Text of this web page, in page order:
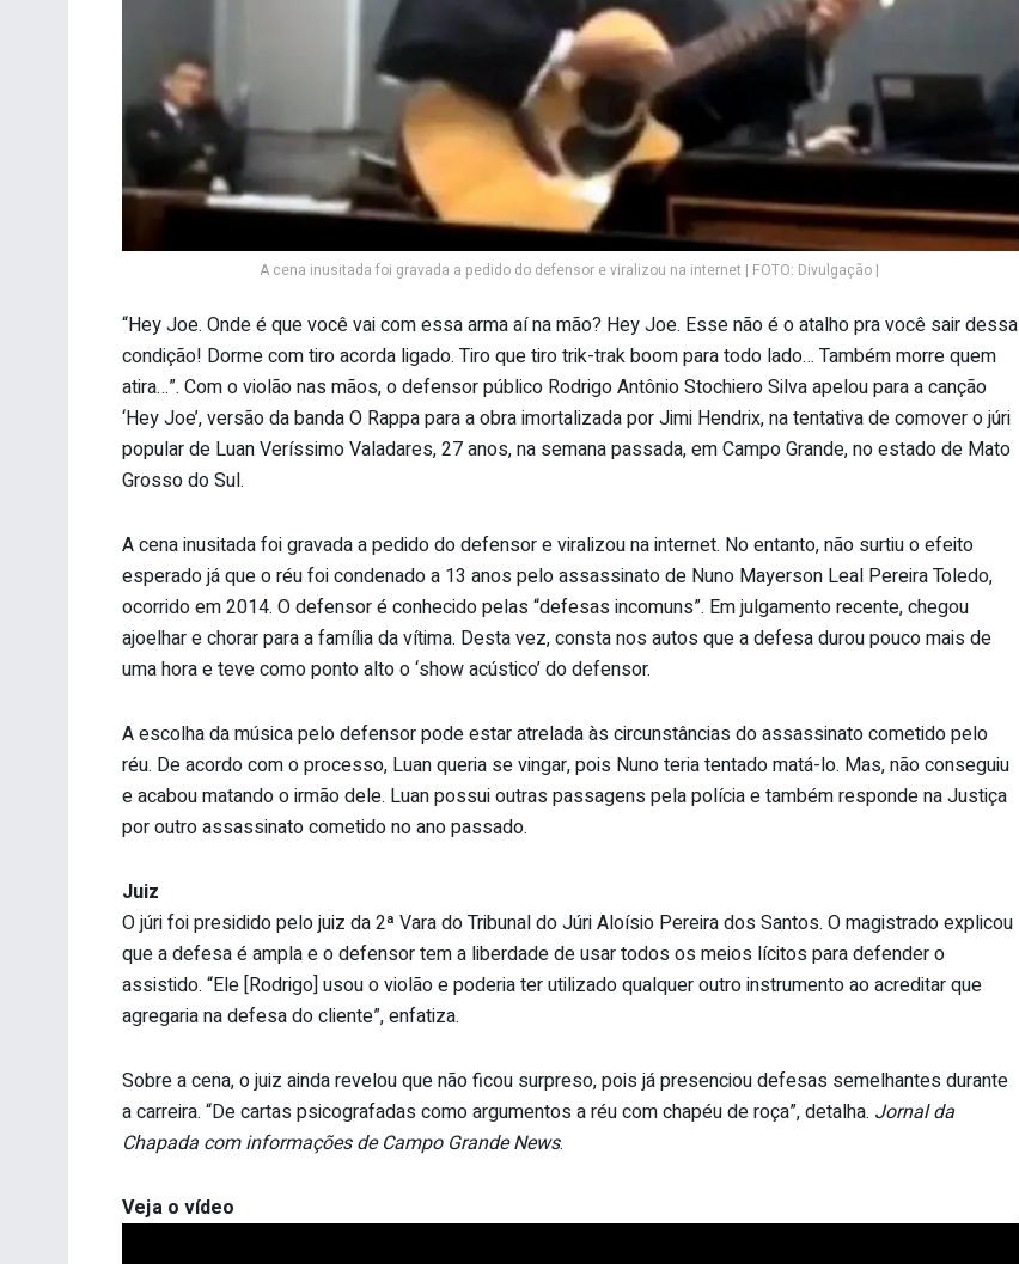
A cena inusitada foi gravada a pedido do defensor e viralizou na internet | FOTO: Divulgação |
“Hey Joe. Onde é que você vai com essa arma aí na mão? Hey Joe. Esse não é o atalho pra você sair dessa
condição! Dorme com tiro acorda ligado. Tiro que tiro trik-trak boom para todo lado… Também morre quem
atira…”. Com o violão nas mãos, o defensor público Rodrigo Antônio Stochiero Silva apelou para a canção
‘Hey Joe’, versão da banda O Rappa para a obra imortalizada por Jimi Hendrix, na tentativa de comover o júri
popular de Luan Veríssimo Valadares, 27 anos, na semana passada, em Campo Grande, no estado de Mato
Grosso do Sul.
A cena inusitada foi gravada a pedido do defensor e viralizou na internet. No entanto, não surtiu o efeito
esperado já que o réu foi condenado a 13 anos pelo assassinato de Nuno Mayerson Leal Pereira Toledo,
ocorrido em 2014. O defensor é conhecido pelas “defesas incomuns”. Em julgamento recente, chegou
ajoelhar e chorar para a família da vítima. Desta vez, consta nos autos que a defesa durou pouco mais de
uma hora e teve como ponto alto o ‘show acústico’ do defensor.
A escolha da música pelo defensor pode estar atrelada às circunstâncias do assassinato cometido pelo
réu. De acordo com o processo, Luan queria se vingar, pois Nuno teria tentado matá-lo. Mas, não conseguiu
e acabou matando o irmão dele. Luan possui outras passagens pela polícia e também responde na Justiça
por outro assassinato cometido no ano passado.
Juiz
O júri foi presidido pelo juiz da 2ª Vara do Tribunal do Júri Aloísio Pereira dos Santos. O magistrado explicou
que a defesa é ampla e o defensor tem a liberdade de usar todos os meios lícitos para defender o
assistido. “Ele [Rodrigo] usou o violão e poderia ter utilizado qualquer outro instrumento ao acreditar que
agregaria na defesa do cliente”, enfatiza.
Sobre a cena, o juiz ainda revelou que não ficou surpreso, pois já presenciou defesas semelhantes durante
a carreira. “De cartas psicografadas como argumentos a réu com chapéu de roça”, detalha. Jornal da
Chapada com informações de Campo Grande News.
Veja o vídeo